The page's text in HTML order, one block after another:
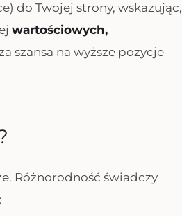
do Twojej strony, wskazując,
wartościowych,
szansa na wyższe pozycje
Różnorodność świadczy